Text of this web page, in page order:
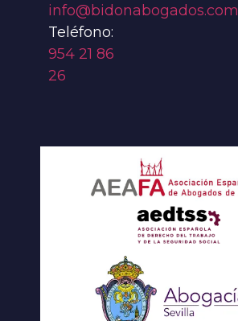
info@bidonabogados.com
Teléfono:
954 21 86
26